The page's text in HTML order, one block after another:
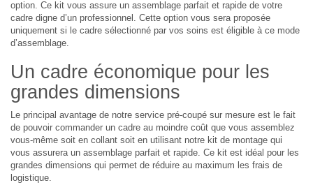
option. Ce kit vous assure un assemblage parfait et rapide de votre
cadre digne d’un professionnel. Cette option vous sera proposée
uniquement si le cadre sélectionné par vos soins est éligible à ce mode
d’assemblage.
Un cadre économique pour les
grandes dimensions
Le principal avantage de notre service pré-coupé sur mesure est le fait
de pouvoir commander un cadre au moindre coût que vous assemblez
vous-même soit en collant soit en utilisant notre kit de montage qui
vous assurera un assemblage parfait et rapide. Ce kit est idéal pour les
grandes dimensions qui permet de réduire au maximum les frais de
logistique.